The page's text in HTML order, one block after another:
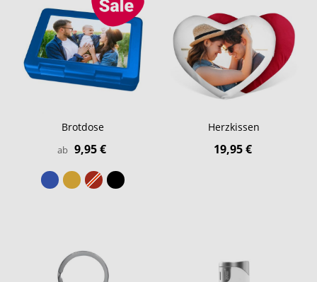
Brotdose
ab 9,95 €
Herzkissen
19,95 €